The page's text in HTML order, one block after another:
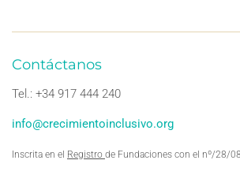
Contáctanos
Tel.: +34 917 444 240
info@crecimientoinclusivo.org
Inscrita en el Registro de Fundaciones con el nº/28/